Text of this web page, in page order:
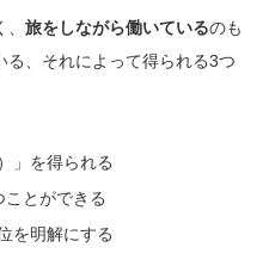
旅をしながら働いているのも
、それによって得られる3つ
」を得られる
ことができる
を明解にする